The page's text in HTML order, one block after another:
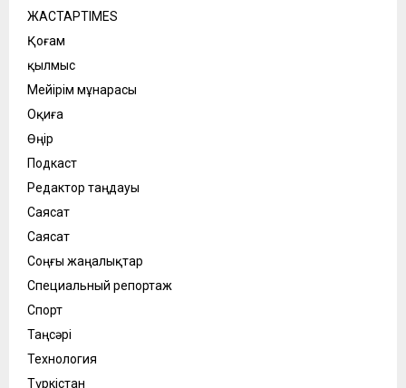
ЖАСТАРTIMES
Қоғам
қылмыс
Мейірім мұнарасы
Оқиға
Өңір
Подкаст
Редактор таңдауы
Саясат
Саясат
Соңғы жаңалықтар
Специальный репортаж
Спорт
Таңсәрі
Технология
Түркістан